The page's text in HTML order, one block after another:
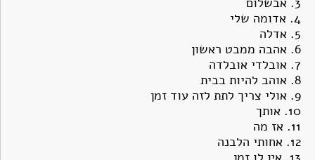
4. אדומה שלי
5. אדלה
6. אהבה ממבט ראשון
7. אובלדי אובלדה
8. אוהב להיות בבית
9. אולי צריך לתת לזה עוד זמן
10. אותך
11. אז מה
12. אחותי הלבנה